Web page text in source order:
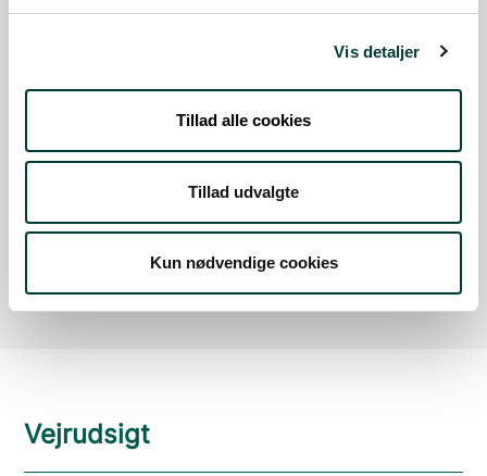
Vis detaljer
Tillad alle cookies
Tillad udvalgte
Kun nødvendige cookies
Google Maps
Parkeringsplads
Vejrudsigt